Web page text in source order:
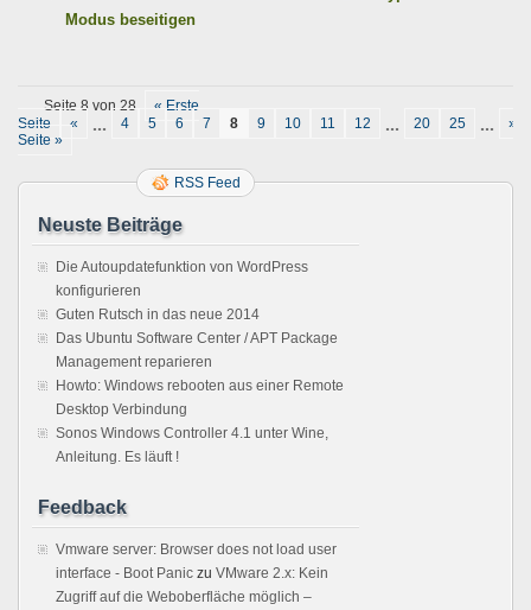
Modus beseitigen
Seite 8 von 28
« Erste
Seite
« 4 5 6 7 8 9 10 11 12 20 25
»
Seite »
RSS Feed
Neuste Beiträge
Die Autoupdatefunktion von WordPress
konfigurieren
Guten Rutsch in das neue 2014
Das Ubuntu Software Center / APT Package
Management reparieren
Howto: Windows rebooten aus einer Remote
Desktop Verbindung
Sonos Windows Controller 4.1 unter Wine,
Anleitung. Es läuft !
Feedback
Vmware server: Browser does not load user
interface - Boot Panic zu VMware 2.x: Kein
Zugriff auf die Weboberfläche möglich –